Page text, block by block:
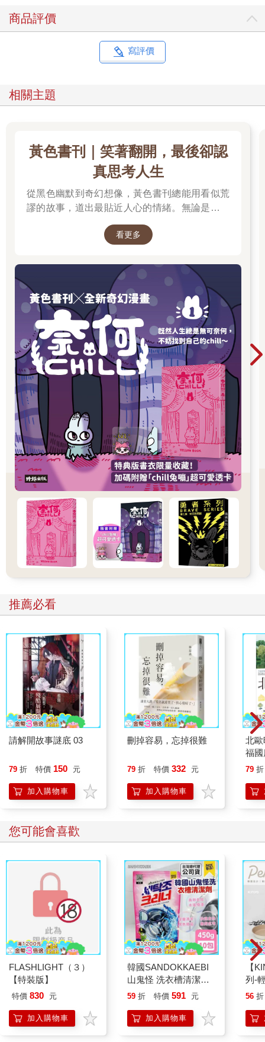
何語言障礙或癱瘓。
「這聽起來像是AIT。」他說，但沒有想要更進一步做出判斷。
他要蒙娜立即服用高劑量的阿斯匹靈，但最重要的是緊急將她送
到主宮醫院，他會打電話請一位同業立刻進行治療。他不是偶然
推斷在正常情況下，這種失明狀態應該不會超過十分鐘，然後他
袋，就像我們會敲打一台壞掉的機器，傻傻地期望它能重新發動
一樣。而那位父親則開著他那輛搖晃不已的老舊福斯汽車，希望
能揪出讓他小女兒生病的原因。他很生氣，確信廚房裡一定發生
過什麼事，而且還瞞著他。他反覆思索所有可能的原因，從一縷
蒸氣到重重一跤都有可能。但是，不，蒙娜說了無數次：
「突然就變成這樣子了！」
「我們不會就這樣瞎了！」
我們，如今就是蒙娜、她十年的人生與大量湧現的恐懼淚水──或
許她期望這些淚水能洗去在這個十月的週日，當夜幕降臨時沾黏
在她瞳孔上的煙灰。才剛抵達西提島上鄰近聖母院的醫院門口，
她突然停止哭泣並愣住了：
「媽媽，爸爸，我又看見了！」
她站在冷風颼颼的街上，前後搖晃著脖子，想要重新感受一切。
就像被掀開的簾子，擋住她雙眼的遮蔽物也被揭起。線條重新出
現在她眼前，接著是臉部的輪廓、近物的立體細節、牆壁的紋
理，以及各種顏色從最明亮到最灰暗的所有細微差異。孩子認出
她母親纖細的身影、她那如天鵝般細長的脖子與她纖瘦的手臂，
還有她父親粗壯的胳膊。最後，她注意到遠處有一隻灰色的鴿子
飛了起來，這讓她滿心喜悅。蒙娜一度失明，然後又重見光明。
失明貫穿了她，就像一顆子彈穿透皮膚並從身體的另一側飛出
去，當然，這會痛，但身體仍可自行癒合。她父親想著「這真是
個奇蹟」，他認真地計算這次發作持續的時間：六十三分鐘。
主宮醫院的眼科部門在做完一系列的檢查、提供診斷與處方之
前，是絕對不可能讓小女孩離開的。焦慮感確實稍稍壓下了，但
並沒有完全消散。一名護士指著醫院二樓的一個診間，接到家庭
醫師通知的小兒科醫師就在裡面。馮．奧斯特醫師是一名混血
兒，而且年紀輕輕頭就禿了。他那件寬大的白袍閃閃發亮，與牆
壁的病態慘綠色形成對比。他燦爛的笑容在臉上刻出許多快活的
小皺紋，讓他看起來很和善；但他也承擔了許多悲劇。他邁步向
「妳幾歲啊？」他用因抽菸而沙啞的聲音問道。
她不高，留著一頭凌亂的短髮，聲音殘留著些許郊區工人特有的
戲謔語調。她的先生曾說她的魅力在於她「略顯散漫」，但是她
有著強大的決心，在她身上，無政府狀態與權威不斷交織在一
起。她在一間派遣公司工作，是一名好員工，積極、勤勉。至少
早上是如此。到了下午，那又是另一回事了。志工工作讓她精疲
力竭，從孤獨老人到受虐動物，這所有的一切，都是值得投入
的。至於保羅，他已經五十七歲了。卡蜜兒是他的第二任妻子，
第一任則跟他的好友跑了。他打著一條領帶來遮掩衣領磨損的襯
衫，是個忙碌的小舊貨商，尤其熱衷一九五?年代的美國文化：自
動點唱機、彈珠檯、海報……。這一切都源於他青少年時期收藏
的心型鑰匙圈，他擁有的數量驚人，但他不想賣掉，反正也沒人
對這些東西感興趣。隨著網路的發展，他那隱身在蒙特伊的店鋪
差點就要關門了。於是他發揮專業，也開設了一個網站，除了不
斷更新，還翻譯成英文。儘管他沒有什麼商業頭腦，但他靠著一
一台葛特利柏於一九五五年出廠的「許願井」彈珠檯，從中賺進
高達一萬歐元。在經過數個月的斷糧之後，這筆交易來得正
羅每天在店裡喝掉一瓶紅酒，然後將瓶子當作戰利品，擺在一個
因馬塞爾．杜象而得以流傳後世的刺蝟造型瀝水架上。他獨自舉
杯，無法怨恨任何人。他在心中向蒙娜敬酒，願她身體健康。
商品評價
寫評價
相關主題
黃色書刊｜笑著翻開，最後卻認
真思考人生
從黑色幽默到奇幻想像，黃色書刊總能用看似荒
謬的故事，道出最貼近人心的情緒。無論是人生
的瞬間，都在他的筆下化成令人會心一笑、又忍
男子變成兔子的異世界冒險，開啟全新故事篇
章，更推出限量書衣版值得收藏。無論是第一次
認識黃色書刊，或想一次補齊歷年代表作，這裡
都是走進黃色書刊漫畫世界的最佳入口。
看更多
推薦必看
請解開故事謎底 03
79 折 特價 150 元
加入購物車
刪掉容易，忘掉很難
79 折 特價 332 元
加入購物車
北
福
79 折
您可能會喜歡
FLASHLIGHT（３）
【特裝版】
特價 830 元
加入購物車
韓國SANDOKKAEBI
山鬼怪 洗衣槽清潔劑
450公克-10包組
59 折 特價 591 元
加入購物車
【
列-
平
56 折